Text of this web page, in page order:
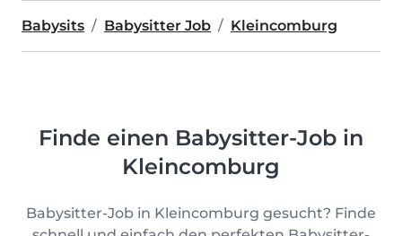
Babysits Babysitter Job Kleincomburg
Finde einen Babysitter-Job in
Kleincomburg
Babysitter-Job in Kleincomburg gesucht? Finde